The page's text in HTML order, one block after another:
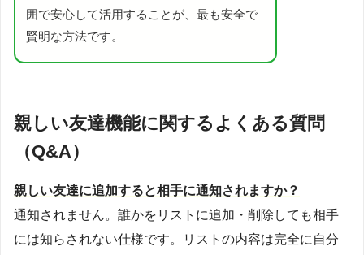
囲で安心して活用することが、最も安全で
賢明な方法です。
親しい友達機能に関するよくある質問
（Q&A）
親しい友達に追加すると相手に通知されますか？
通知されません。誰かをリストに追加・削除しても相手
には知らされない仕様です。リストの内容は完全に自分